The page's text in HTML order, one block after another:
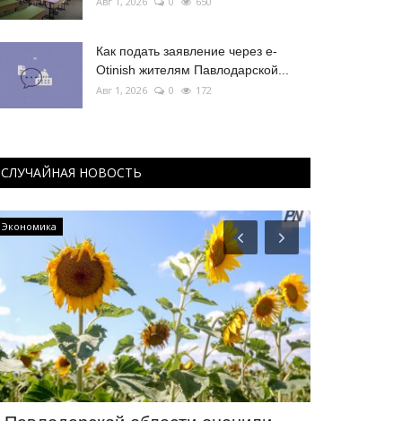
Как подать заявление через e-
Otinish жителям Павлодарской...
Авг 1, 2026 0 172
СЛУЧАЙНАЯ НОВОСТЬ
Экономика